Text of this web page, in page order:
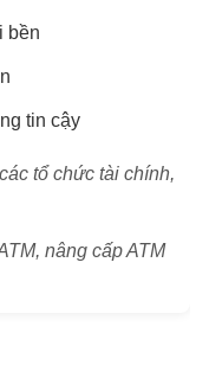
bền
tin cậy
tổ chức tài chính,
nâng cấp ATM